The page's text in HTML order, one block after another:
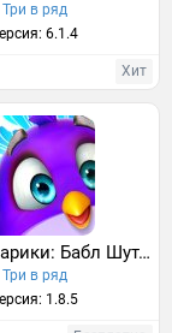
Три в ряд
6.1.4
Хит
Птички Шарики: Бабл Шутер
Три в ряд
1.8.5